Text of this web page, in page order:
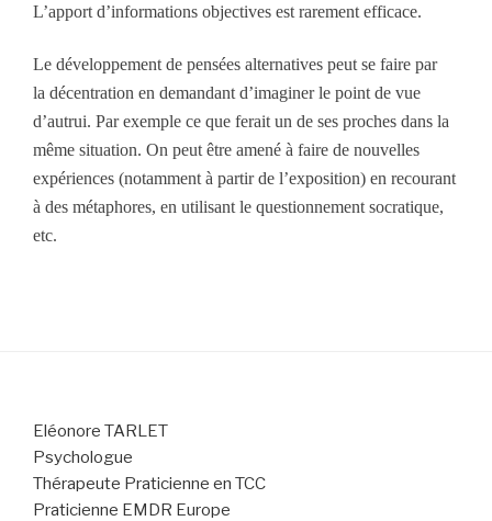
L’apport d’informations objectives est rarement efficace.
Le développement de pensées alternatives peut se faire par
la décentration en demandant d’imaginer le point de vue
d’autrui. Par exemple ce que ferait un de ses proches dans la
même situation. On peut être amené à faire de nouvelles
expériences (notamment à partir de l’exposition) en recourant
à des métaphores, en utilisant le questionnement socratique,
etc.
Eléonore TARLET
Psychologue
Thérapeute Praticienne en TCC
Praticienne EMDR Europe